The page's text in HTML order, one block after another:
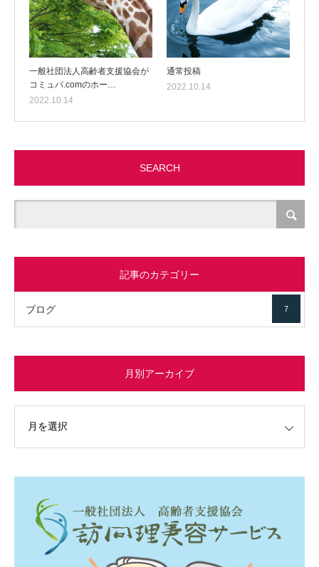
一般社団法人高齢者支援協会が
コミュパ.comのホー…
2022.10.14
通常投稿
2022.10.14
SEARCH
記事のカテゴリー
ブログ 7
月別アーカイブ